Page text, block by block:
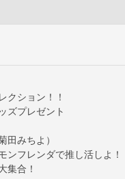
クション！！
ズプレゼント
田みちよ）
ンフレンダで推し活しよ！
集合！